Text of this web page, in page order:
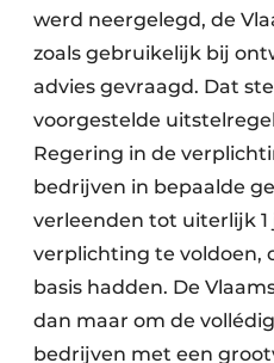
werd neergelegd, de
zoals gebruikelijk bij
advies gevraagd. Dat
voorgestelde
Regering in de
bedrijven in bepaalde
verleenden tot uiterlijk 1
verplichting te voldoen,
basis hadden. De
dan maar om de
bedrijven met een